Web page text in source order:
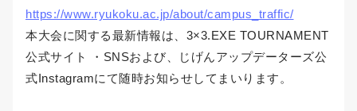
https://www.ryukoku.ac.jp/about/campus_traffic/
本大会に関する最新情報は、3×3.EXE TOURNAMENT
公式サイト ・SNSおよび、じげんアップデーターズ公
式Instagramにて随時お知らせしてまいります。